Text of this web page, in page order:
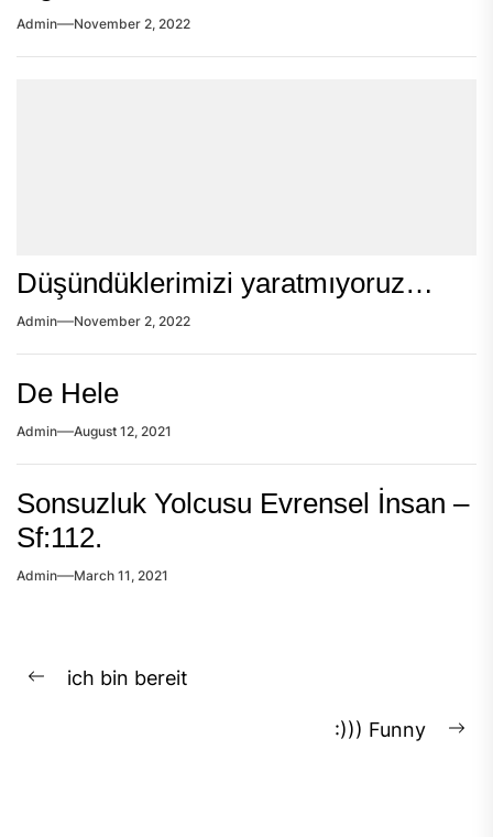
Admin November 2, 2022
Düşündüklerimizi yaratmıyoruz…
Admin November 2, 2022
De Hele
Admin August 12, 2021
Sonsuzluk Yolcusu Evrensel İnsan –
Sf:112.
Admin March 11, 2021
Post
Previous
ich bin bereit
:))) Funny